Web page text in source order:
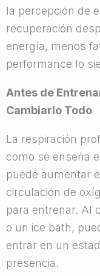
la percepción de
recuperación
energía, menos
performance lo
Antes de
Cambiarlo Todo
La respiración
como se enseña
puede aumentar
circulación de
para entrenar. Al
o un ice bath,
entrar en un
presencia.